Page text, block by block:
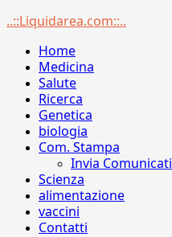
Menu
..::Liquidarea.com::..
Home
Medicina
Salute
Ricerca
Genetica
biologia
Com. Stampa
Invia Comunicati
Scienza
alimentazione
vaccini
Contatti